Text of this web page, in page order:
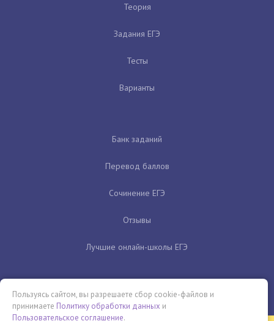
Теория
Задания ЕГЭ
Тесты
Варианты
Банк заданий
Перевод баллов
Сочинение ЕГЭ
Отзывы
Лучшие онлайн-школы ЕГЭ
Пользуясь сайтом, вы разрешаете сбор cookie-файлов и
принимаете Политику обработки данных и
Пользовательское соглашение.